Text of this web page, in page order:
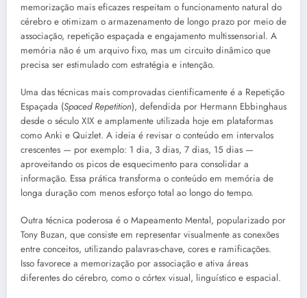
memorização mais eficazes respeitam o funcionamento natural do
cérebro e otimizam o armazenamento de longo prazo por meio de
associação, repetição espaçada e engajamento multissensorial. A
memória não é um arquivo fixo, mas um circuito dinâmico que
precisa ser estimulado com estratégia e intenção.
Uma das técnicas mais comprovadas cientificamente é a Repetição
Espaçada (Spaced Repetition), defendida por Hermann Ebbinghaus
desde o século XIX e amplamente utilizada hoje em plataformas
como Anki e Quizlet. A ideia é revisar o conteúdo em intervalos
crescentes — por exemplo: 1 dia, 3 dias, 7 dias, 15 dias —
aproveitando os picos de esquecimento para consolidar a
informação. Essa prática transforma o conteúdo em memória de
longa duração com menos esforço total ao longo do tempo.
Outra técnica poderosa é o Mapeamento Mental, popularizado por
Tony Buzan, que consiste em representar visualmente as conexões
entre conceitos, utilizando palavras-chave, cores e ramificações.
Isso favorece a memorização por associação e ativa áreas
diferentes do cérebro, como o córtex visual, linguístico e espacial.